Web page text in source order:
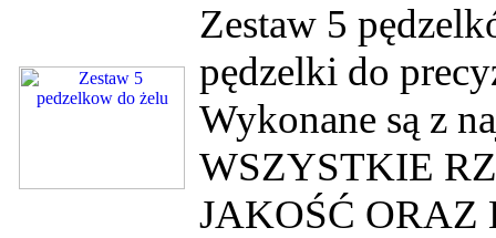
Zestaw 5
pędzelki do
Wykonane są z
WSZYSTKIE
JAKOŚĆ